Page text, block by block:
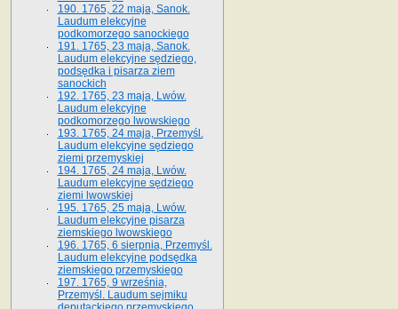
190. 1765, 22 maja, Sanok.
Laudum elekcyjne
podkomorzego sanockiego
191. 1765, 23 maja, Sanok.
Laudum elekcyjne sędziego,
podsędka i pisarza ziem
sanockich
192. 1765, 23 maja, Lwów.
Laudum elekcyjne
podkomorzego lwowskiego
193. 1765, 24 maja, Przemyśl.
Laudum elekcyjne sędziego
ziemi przemyskiej
194. 1765, 24 maja, Lwów.
Laudum elekcyjne sędziego
ziemi lwowskiej
195. 1765, 25 maja, Lwów.
Laudum elekcyjne pisarza
ziemskiego lwowskiego
196. 1765, 6 sierpnia, Przemyśl.
Laudum elekcyjne podsędka
ziemskiego przemyskiego
197. 1765, 9 września,
Przemyśl. Laudum sejmiku